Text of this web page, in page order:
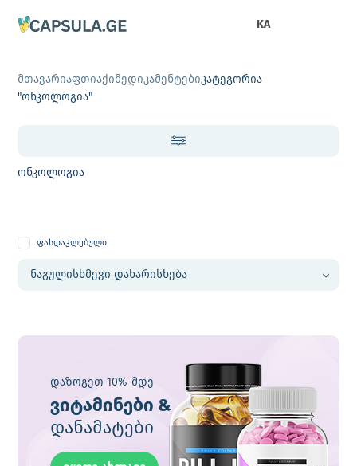
KA
მთავარიაფთიაქიმედიკამენტებიკატეგორია
"ონკოლოგია"
ონკოლოგია
ფასდაკლებული
დაზოგეთ 10%-მდე
ვიტამინები &
დანამატები